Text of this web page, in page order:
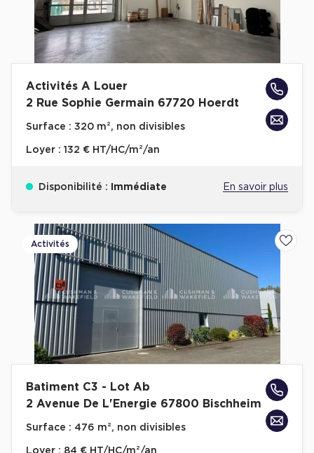
Activités A Louer
2 Rue Sophie Germain 67720 Hoerdt
Surface : 320 m², non divisibles
Loyer : 132 € HT/HC/m²/an
Disponibilité : Immédiate En savoir plus
Activités
Batiment C3 - Lot Ab
2 Avenue De L'Energie 67800 Bischheim
Surface : 476 m², non divisibles
Loyer : 84 € HT/HC/m²/an